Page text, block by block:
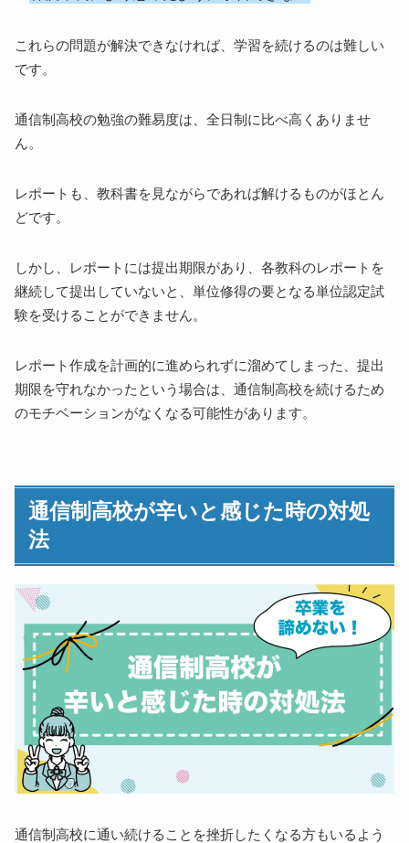
これらの問題が解決できなければ、学習を続けるのは難しい
です。
通信制高校の勉強の難易度は、全日制に比べ高くありませ
ん。
レポートも、教科書を見ながらであれば解けるものがほとん
どです。
しかし、レポートには提出期限があり、各教科のレポートを
継続して提出していないと、単位修得の要となる単位認定試
験を受けることができません。
レポート作成を計画的に進められずに溜めてしまった、提出
期限を守れなかったという場合は、通信制高校を続けるため
のモチベーションがなくなる可能性があります。
通信制高校が辛いと感じた時の対処
法
通信制高校に通い続けることを挫折したくなる方もいるよう